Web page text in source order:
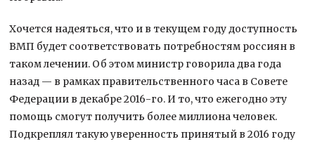
Хочется надеяться, что и в текущем году доступность
ВМП будет соответствовать потребностям россиян в
таком лечении. Об этом министр говорила два года
назад — в рамках правительственного часа в Совете
Федерации в декабре 2016-го. И то, что ежегодно эту
помощь смогут получить более миллиона человек.
Подкреплял такую уверенность принятый в 2016 году